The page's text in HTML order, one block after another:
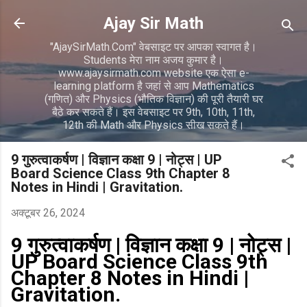
सीधे मुख्य सामग्री पर जाएं
Ajay Sir Math
"AjaySirMath.Com" वेबसाइट पर आपका स्वागत है।
Students मेरा नाम अजय कुमार है।
www.ajaysirmath.com website एक ऐसा e-
learning platform है जहां से आप Mathematics
(गणित) और Physics (भौतिक विज्ञान) की पूरी तैयारी घर
बैठे कर सकते हैं। इस वेबसाइट पर 9th, 10th, 11th,
12th की Math और Physics सीख सकते हैं।
9 गुरुत्वाकर्षण | विज्ञान कक्षा 9 | नोट्स | UP
Board Science Class 9th Chapter 8
Notes in Hindi | Gravitation.
अक्टूबर 26, 2024
9 गुरुत्वाकर्षण | विज्ञान कक्षा 9 | नोट्स |
UP Board Science Class 9th
Chapter 8 Notes in Hindi |
Gravitation.